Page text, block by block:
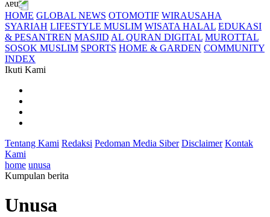
HOME GLOBAL NEWS OTOMOTIF WIRAUSAHA
SYARIAH LIFESTYLE MUSLIM WISATA HALAL EDUKASI
& PESANTREN MASJID AL QURAN DIGITAL MUROTTAL
SOSOK MUSLIM SPORTS HOME & GARDEN COMMUNITY
INDEX
Ikuti Kami
Tentang Kami Redaksi Pedoman Media Siber Disclaimer Kontak
Kami
home unusa
Kumpulan berita
Unusa